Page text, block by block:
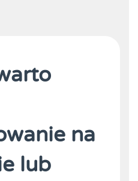
na
lub